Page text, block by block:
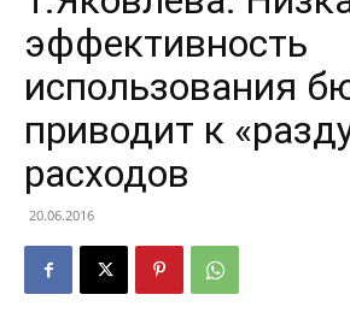
эффективность
использования
приводит к
расходов
20.06.2016